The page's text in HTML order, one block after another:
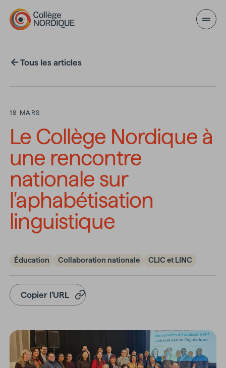
Aller au contenu principal
Tous les articles
18 MARS
Le Collège Nordique à
une rencontre
nationale sur
l'aphabétisation
linguistique
Éducation Collaboration nationale CLIC et LINC
Copier l'URL